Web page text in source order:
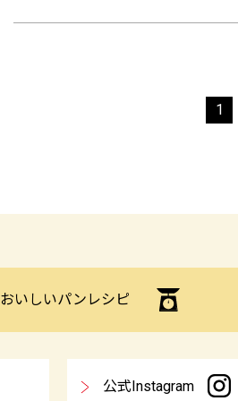
1
おいしいパンレシピ
公式Instagram